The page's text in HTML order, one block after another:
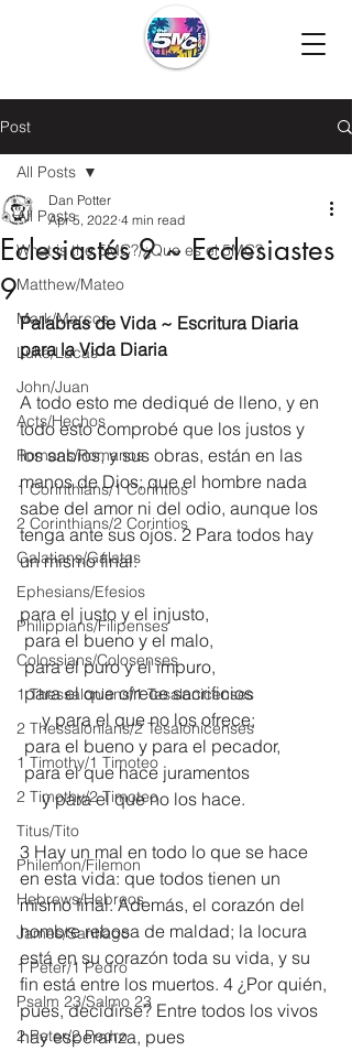
Post
All Posts
What is the 5MC?/¿Que es el 5MC?
Matthew/Mateo
Mark/Marcos
Luke/Lucas
John/Juan
Acts/Hechos
Romans/Romanos
1 Corinthians/1 Corintios
2 Corinthians/2 Corintios
Galatians/Gálatas
Ephesians/Efesios
Philippians/Filipenses
Colossians/Colosenses
1 Thessalonians/1 Tesalonicenses
2 Thessalonians/2 Tesalonicenses
1 Timothy/1 Timoteo
2 Timothy/2 Timoteo
Titus/Tito
Philemon/Filemon
Hebrews/Hebreos
James/Santiago
1 Peter/1 Pedro
Psalm 23/Salmo 23
2 Peter/2 Pedro
All Posts
Eclesiastés 9 ~ Ecclesiastes
9
Dan Potter
Apr 5, 2022 4 min read
Palabras de Vida ~ Escritura Diaria
para la Vida Diaria
A todo esto me dediqué de lleno, y en
todo esto comprobé que los justos y
los sabios, y sus obras, están en las
manos de Dios; que el hombre nada
sabe del amor ni del odio, aunque los
tenga ante sus ojos. 2 Para todos hay
un mismo final:
para el justo y el injusto,
para el bueno y el malo,
para el puro y el impuro,
para el que ofrece sacrificios
     y para el que no los ofrece;
para el bueno y para el pecador,
para el que hace juramentos
     y para el que no los hace.
3 Hay un mal en todo lo que se hace
en esta vida: que todos tienen un
mismo final. Además, el corazón del
hombre rebosa de maldad; la locura
está en su corazón toda su vida, y su
fin está entre los muertos. 4 ¿Por quién,
pues, decidirse? Entre todos los vivos
hay esperanza, pues